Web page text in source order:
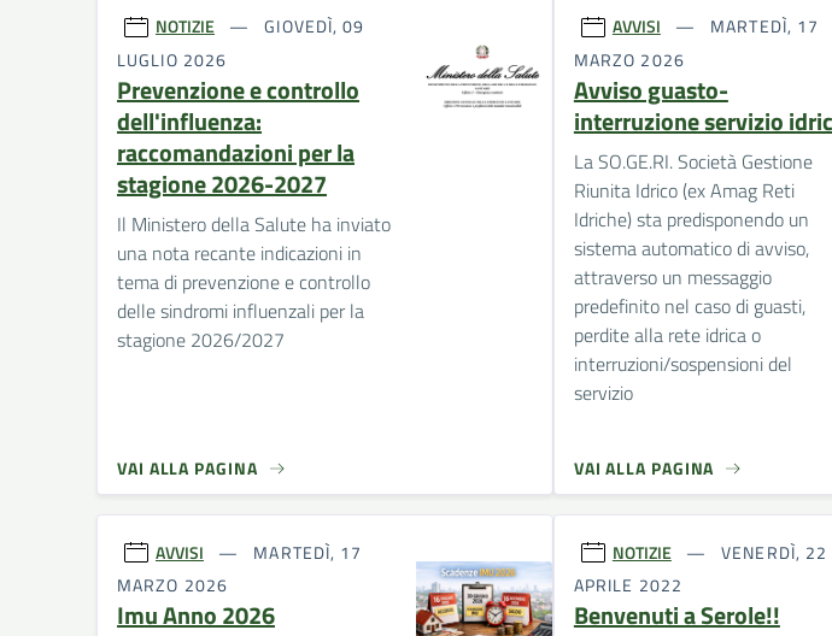
NOTIZIE
GIOVEDÌ, 09
LUGLIO 2026
Prevenzione e controllo
dell'influenza:
raccomandazioni per la
stagione 2026-2027
Il Ministero della Salute ha inviato
una nota recante indicazioni in
tema di prevenzione e controllo
delle sindromi influenzali per la
stagione 2026/2027
VAI ALLA PAGINA
AVVISI
MARTEDÌ, 17
MARZO 2026
Avviso guasto-
interruzione servizio
La SO.GE.RI. Società Gestione
Riunita Idrico (ex Amag Reti
Idriche) sta predisponendo un
sistema automatico di avviso,
attraverso un messaggio
predefinito nel caso di guasti,
perdite alla rete idrica o
interruzioni/sospensioni del
servizio
VAI ALLA PAGINA
AVVISI
MARTEDÌ, 17
MARZO 2026
Imu Anno 2026
NOTIZIE
VENERDÌ, 22
APRILE 2022
Benvenuti a Serole!!